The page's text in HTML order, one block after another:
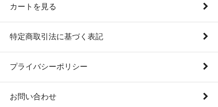
カートを見る
特定商取引法に基づく表記
プライバシーポリシー
お問い合わせ